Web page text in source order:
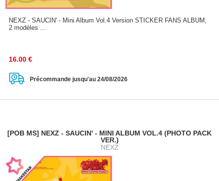
NEXZ - SAUCIN' - Mini Album Vol.4 Version STICKER FANS ALBUM,
2 modèles ...
16.00 €
Précommande jusqu'au 24/08/2026
[POB MS] NEXZ - SAUCIN' - MINI ALBUM VOL.4 (PHOTO PACK
VER.)
NEXZ